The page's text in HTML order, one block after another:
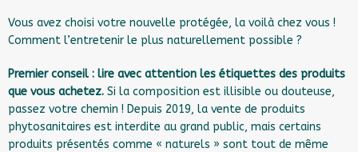
Vous avez choisi votre nouvelle protégée, la voilà chez vous !
Comment l’entretenir le plus naturellement possible ?
Premier conseil : lire avec attention les étiquettes des produits
que vous achetez. Si la composition est illisible ou douteuse,
passez votre chemin ! Depuis 2019, la vente de produits
phytosanitaires est interdite au grand public, mais certains
produits présentés comme « naturels » sont tout de même